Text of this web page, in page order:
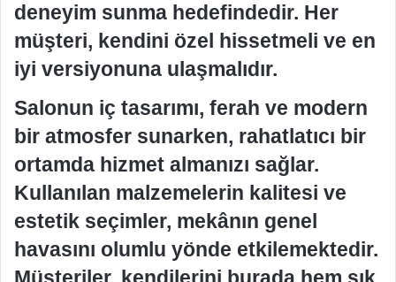
deneyim sunma hedefindedir. Her
müşteri, kendini özel hissetmeli ve en
iyi versiyonuna ulaşmalıdır.
Salonun iç tasarımı, ferah ve modern
bir atmosfer sunarken, rahatlatıcı bir
ortamda hizmet almanızı sağlar.
Kullanılan malzemelerin kalitesi ve
estetik seçimler, mekânın genel
havasını olumlu yönde etkilemektedir.
Müşteriler, kendilerini burada hem şık